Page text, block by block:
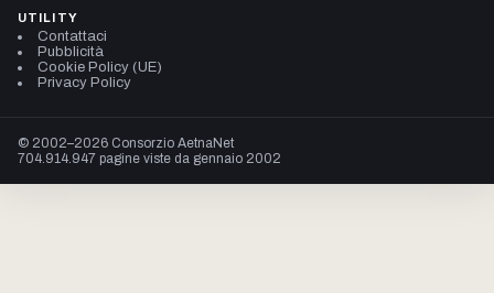
UTILITY
Contattaci
Pubblicità
Cookie Policy (UE)
Privacy Policy
© 2002–2026 Consorzio AetnaNet
704.914.947 pagine viste da gennaio 2002